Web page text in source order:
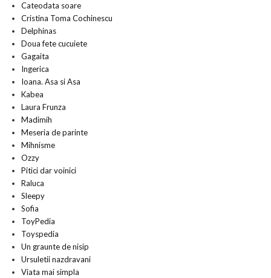
Cateodata soare
Cristina Toma Cochinescu
Delphinas
Doua fete cucuiete
Gagaita
Ingerica
Ioana. Asa si Asa
Kabea
Laura Frunza
Madimih
Meseria de parinte
Mihnisme
Ozzy
Pitici dar voinici
Raluca
Sleepy
Sofia
ToyPedia
Toyspedia
Un graunte de nisip
Ursuletii nazdravani
Viata mai simpla